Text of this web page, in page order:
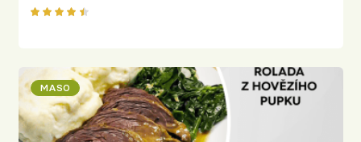
MASO